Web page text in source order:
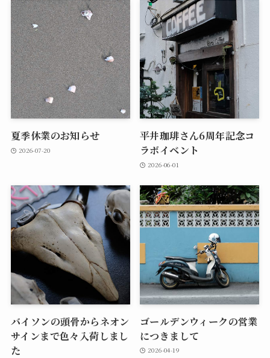
夏季休業のお知らせ
2026-07-20
平井珈琲さん6周年記念コ
ラボイベント
2026-06-01
バイソンの頭骨からネオン
サインまで色々入荷しまし
た
ゴールデンウィークの営業
につきまして
2026-04-19